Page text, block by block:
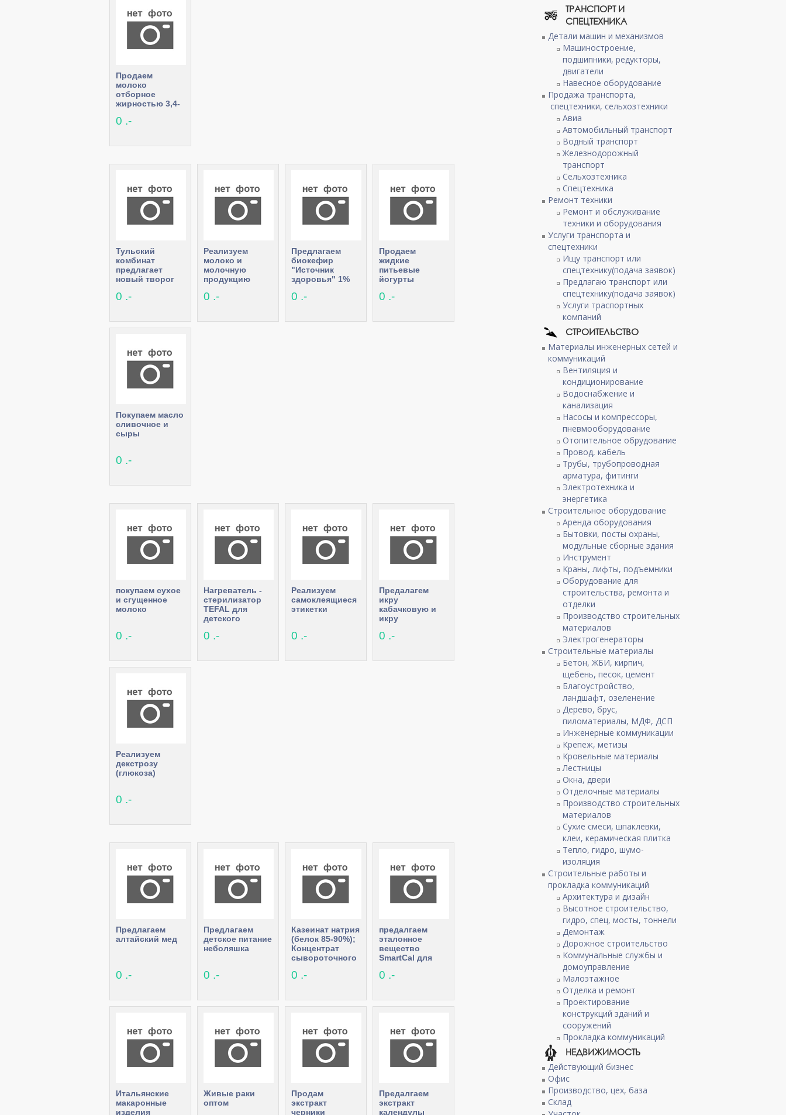
Продаем
молоко
отборное
жирностью 3,4-
0 .-
Тульский
комбинат
предлагает
новый творог
0 .-
Реализуем
молоко и
молочную
продукцию
0 .-
Предлагаем
биокефир
"Источник
здоровья" 1%
0 .-
Продаем
жидкие
питьевые
йогурты
0 .-
Покупаем масло
сливочное и
сыры
0 .-
покупаем сухое
и сгущенное
молоко
0 .-
Нагреватель -
стерилизатор
TEFAL для
детского
0 .-
Реализуем
самоклеящиеся
этикетки
0 .-
Предалагем
икру
кабачковую и
икру
детского
0 .-
Реализуем
декстрозу
(глюкоза)
0 .-
Предлагаем
алтайский мед
0 .-
Предлагаем
детское питание
неболяшка
0 .-
Казеинат натрия
(белок 85-90%);
Концентрат
сывороточного
УФ-55% и 80%).
0 .-
предалгаем
эталонное
вещество
SmartCal для
влагоанализаторов
0 .-
Итальянские
макаронные
изделия
Живые раки
оптом
Продам
экстракт
черники
Предалгаем
экстракт
календулы
ТРАНСПОРТ И
СПЕЦТЕХНИКА
Детали машин и механизмов
Машиностроение,
подшипники, редукторы,
двигатели
Навесное оборудование
Продажа транспорта,
спецтехники, сельхозтехники
Авиа
Автомобильный транспорт
Водный транспорт
Железнодорожный
транспорт
Сельхозтехника
Спецтехника
Ремонт техники
Ремонт и обслуживание
техники и оборудования
Услуги транспорта и
спецтехники
Ищу транспорт или
спецтехнику(подача заявок)
Предлагаю транспорт или
спецтехнику(подача заявок)
Услуги траспортных
компаний
СТРОИТЕЛЬСТВО
Материалы инженерных сетей и
коммуникаций
Вентиляция и
кондиционирование
Водоснабжение и
канализация
Насосы и компрессоры,
пневмооборудование
Отопительное обрудование
Провод, кабель
Трубы, трубопроводная
арматура, фитинги
Электротехника и
энергетика
Строительное оборудование
Аренда оборудования
Бытовки, посты охраны,
модульные сборные здания
Инструмент
Краны, лифты, подъемники
Оборудование для
строительства, ремонта и
отделки
Производство строительных
материалов
Электрогенераторы
Строительные материалы
Бетон, ЖБИ, кирпич,
щебень, песок, цемент
Благоустройство,
ландшафт, озеленение
Дерево, брус,
пиломатериалы, МДФ, ДСП
Инженерные коммуникации
Крепеж, метизы
Кровельные материалы
Лестницы
Окна, двери
Отделочные материалы
Производство строительных
материалов
Сухие смеси, шпаклевки,
клеи, керамическая плитка
Тепло, гидро, шумо-
изоляция
Строительные работы и
прокладка коммуникаций
Архитектура и дизайн
Высотное строительство,
гидро, спец, мосты, тоннели
Демонтаж
Дорожное строительство
Коммунальные службы и
домоуправление
Малоэтажное
Отделка и ремонт
Проектирование
конструкций зданий и
сооружений
Прокладка коммуникаций
НЕДВИЖИМОСТЬ
Действующий бизнес
Офис
Производство, цех, база
Склад